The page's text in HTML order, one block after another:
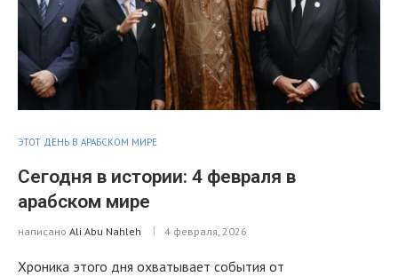
ЭТОТ ДЕНЬ В АРАБСКОМ МИРЕ
Сегодня в истории: 4 февраля в
арабском мире
написано Ali Abu Nahleh 4 февраля, 2026
Хроника этого дня охватывает события от